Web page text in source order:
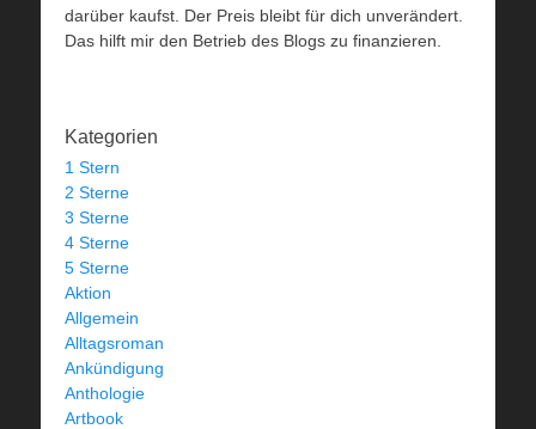
darüber kaufst. Der Preis bleibt für dich unverändert.
Das hilft mir den Betrieb des Blogs zu finanzieren.
Kategorien
1 Stern
2 Sterne
3 Sterne
4 Sterne
5 Sterne
Aktion
Allgemein
Alltagsroman
Ankündigung
Anthologie
Artbook